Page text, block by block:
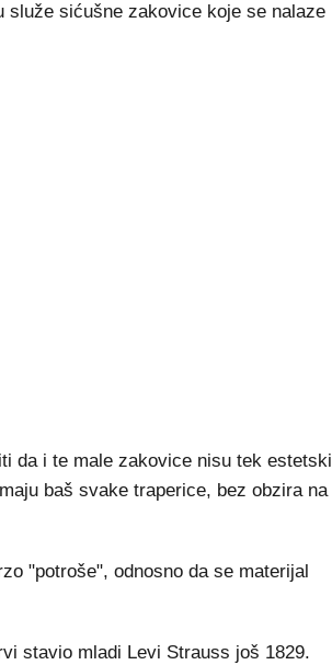
služe sićušne zakovice koje se nalaze
da i te male zakovice nisu tek estetski
baš svake traperice, bez obzira na
"potroše", odnosno da se materijal
stavio mladi Levi Strauss još 1829.